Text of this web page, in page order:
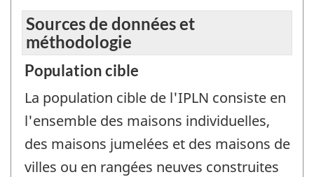
Sources de données et
méthodologie
Population cible
La population cible de l'IPLN consiste en
l'ensemble des maisons individuelles,
des maisons jumelées et des maisons de
villes ou en rangées neuves construites